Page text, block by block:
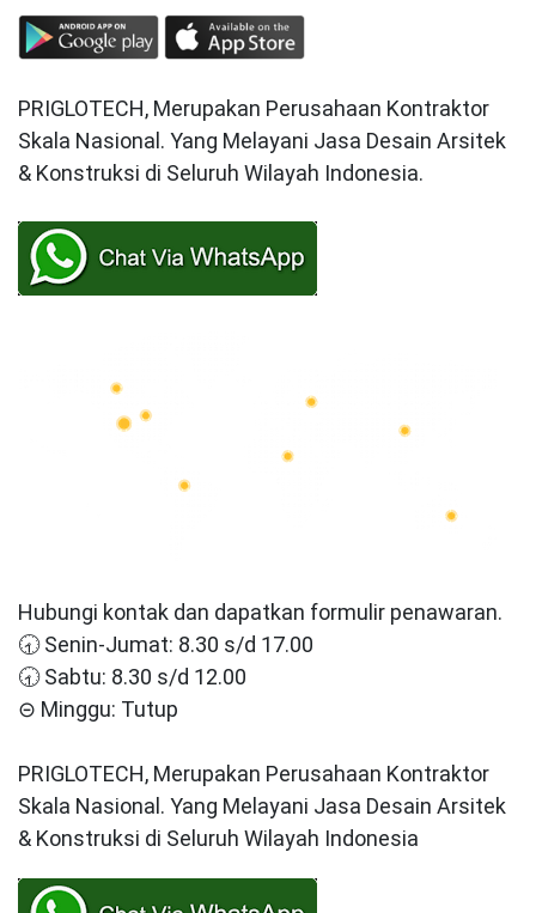
PRIGLOTECH, Merupakan Perusahaan Kontraktor
Skala Nasional. Yang Melayani Jasa Desain Arsitek
& Konstruksi di Seluruh Wilayah Indonesia.
Hubungi kontak dan dapatkan formulir penawaran.
🕣 Senin-Jumat: 8.30 s/d 17.00
🕣 Sabtu: 8.30 s/d 12.00
⊝ Minggu: Tutup
PRIGLOTECH, Merupakan Perusahaan Kontraktor
Skala Nasional. Yang Melayani Jasa Desain Arsitek
& Konstruksi di Seluruh Wilayah Indonesia